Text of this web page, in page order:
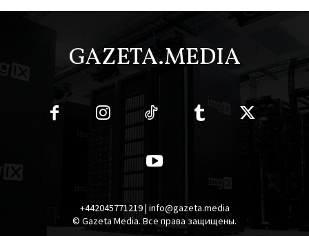
GAZETA.MEDIA
+442045771219 | info@gazeta.media
© Gazeta Media. Все права защищены.